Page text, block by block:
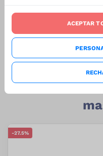
Ajustable
Relacionados
-27.5%
ACEPTAR